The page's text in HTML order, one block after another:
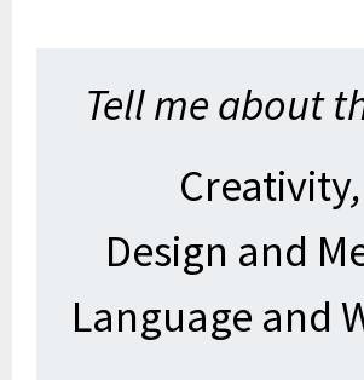
Tell me about
Creativity,
Design and
Language and